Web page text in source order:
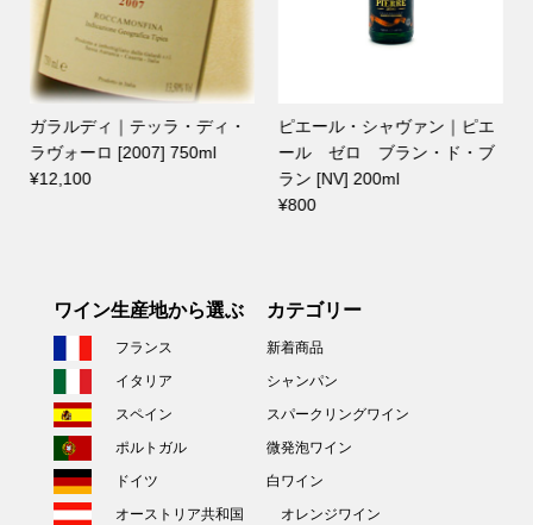
ガラルディ｜テッラ・ディ・
ラヴォーロ [2007] 750ml
¥12,100
ピエール・シャヴァン｜ピエ
ール ゼロ ブラン・ド・ブ
ラン [NV] 200ml
¥800
ワイン生産地から選ぶ
フランス
イタリア
スペイン
ポルトガル
ドイツ
オーストリア共和国
カテゴリー
新着商品
シャンパン
スパークリングワイン
微発泡ワイン
白ワイン
オレンジワイン